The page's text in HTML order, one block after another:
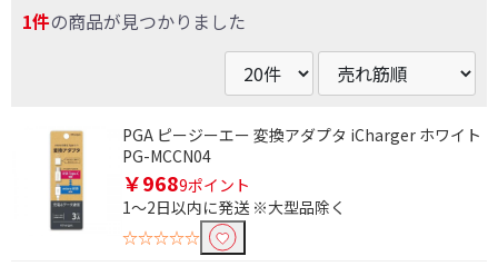
1件の商品が見つかりました
PGA ピージーエー 変換アダプタ iCharger ホワイト
PG-MCCN04
￥9689ポイント
1～2日以内に発送 ※大型品除く
☆☆☆☆☆